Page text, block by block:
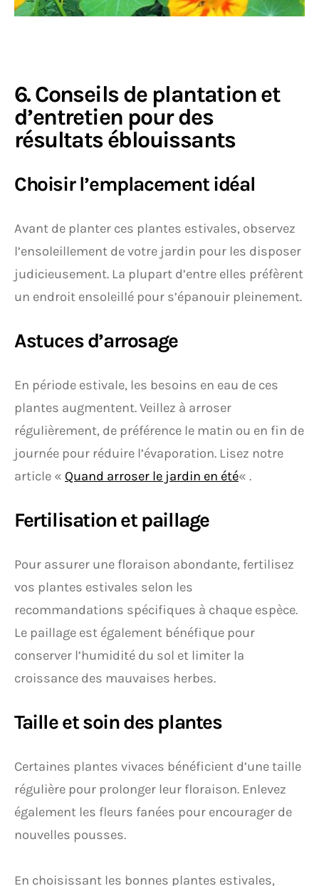
6. Conseils de plantation et
d’entretien pour des
résultats éblouissants
Choisir l’emplacement idéal
Avant de planter ces plantes estivales, observez
l’ensoleillement de votre jardin pour les disposer
judicieusement. La plupart d’entre elles préfèrent
un endroit ensoleillé pour s’épanouir pleinement.
Astuces d’arrosage
En période estivale, les besoins en eau de ces
plantes augmentent. Veillez à arroser
régulièrement, de préférence le matin ou en fin de
journée pour réduire l’évaporation. Lisez notre
article « Quand arroser le jardin en été« .
Fertilisation et paillage
Pour assurer une floraison abondante, fertilisez
vos plantes estivales selon les
recommandations spécifiques à chaque espèce.
Le paillage est également bénéfique pour
conserver l’humidité du sol et limiter la
croissance des mauvaises herbes.
Taille et soin des plantes
Certaines plantes vivaces bénéficient d’une taille
régulière pour prolonger leur floraison. Enlevez
également les fleurs fanées pour encourager de
nouvelles pousses.
En choisissant les bonnes plantes estivales,